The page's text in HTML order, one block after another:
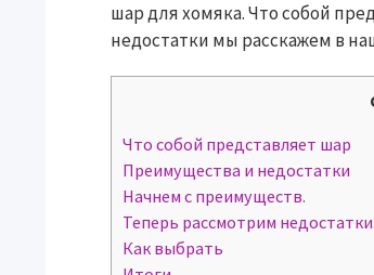
шар для хомяка. Что собой
недостатки мы расскажем в
Что собой представляет шар
Преимущества и недостатки
Начнем с преимуществ.
Теперь рассмотрим недостатки.
Как выбрать